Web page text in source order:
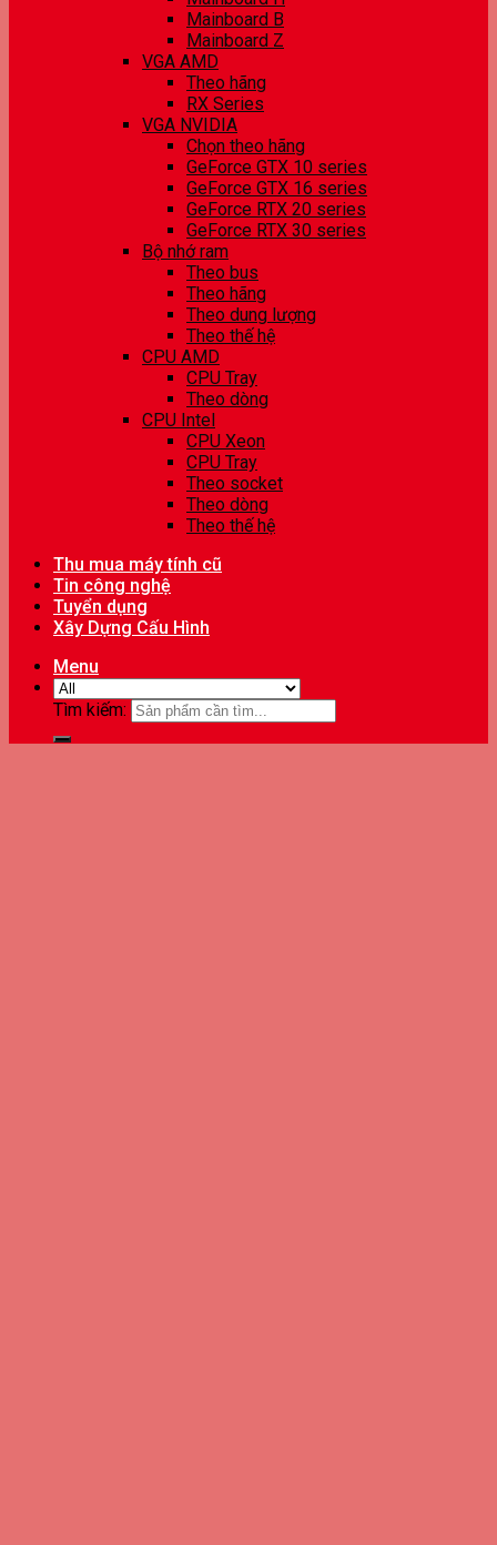
Mainboard B
Mainboard Z
VGA AMD
Theo hãng
RX Series
VGA NVIDIA
Chọn theo hãng
GeForce GTX 10 series
GeForce GTX 16 series
GeForce RTX 20 series
GeForce RTX 30 series
Bộ nhớ ram
Theo bus
Theo hãng
Theo dung lượng
Theo thế hệ
CPU AMD
CPU Tray
Theo dòng
CPU Intel
CPU Xeon
CPU Tray
Theo socket
Theo dòng
Theo thế hệ
Thu mua máy tính cũ
Tin công nghệ
Tuyển dụng
Xây Dựng Cấu Hình
Menu
Tìm kiếm: